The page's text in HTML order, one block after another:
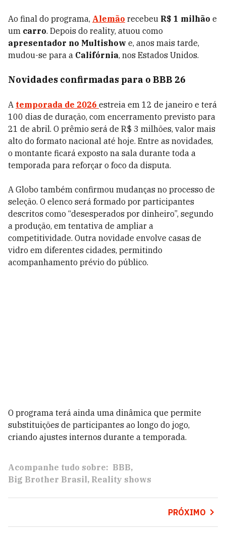
Ao final do programa, Alemão recebeu R$ 1 milhão e
um carro. Depois do reality, atuou como
apresentador no Multishow e, anos mais tarde,
mudou-se para a Califórnia, nos Estados Unidos.
Novidades confirmadas para o BBB 26
A temporada de 2026 estreia em 12 de janeiro e terá
100 dias de duração, com encerramento previsto para
21 de abril. O prêmio será de R$ 3 milhões, valor mais
alto do formato nacional até hoje. Entre as novidades,
o montante ficará exposto na sala durante toda a
temporada para reforçar o foco da disputa.
A Globo também confirmou mudanças no processo de
seleção. O elenco será formado por participantes
descritos como “desesperados por dinheiro”, segundo
a produção, em tentativa de ampliar a
competitividade. Outra novidade envolve casas de
vidro em diferentes cidades, permitindo
acompanhamento prévio do público.
O programa terá ainda uma dinâmica que permite
substituições de participantes ao longo do jogo,
criando ajustes internos durante a temporada.
Acompanhe tudo sobre: BBB
Big Brother Brasil Reality shows
PRÓXIMO